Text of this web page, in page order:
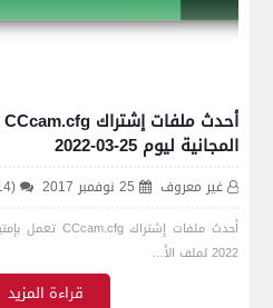
المجانية ليوم 25-03-2022
غير معروف 25 نوفمبر 2017 (14)
2022 لملف الأ…
قراءة المزيد